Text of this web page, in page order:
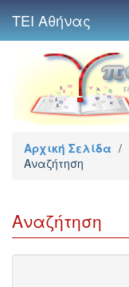
ΤΕΙ Αθήνας
Αρχική Σελίδα /
Αναζήτηση
Αναζήτηση